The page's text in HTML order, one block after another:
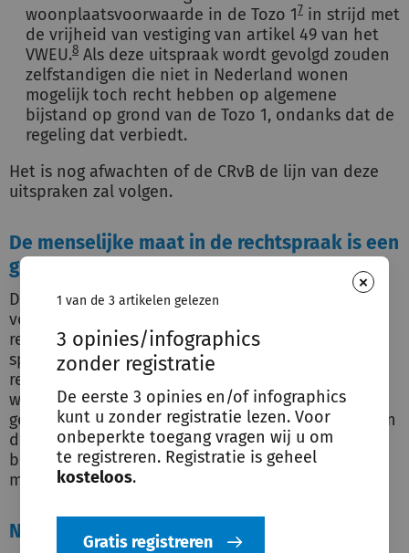
×
1 van de 3 artikelen gelezen
3 opinies/infographics
zonder registratie
De eerste 3 opinies en/of infographics
kunt u zonder registratie lezen. Voor
onbeperkte toegang vragen wij u om
te registreren. Registratie is geheel
kosteloos.
Gratis registreren
woonplaatsvoorwaarde in de Tozo 17 in strijd met
de vrijheid van vestiging van artikel 49 van het
VWEU.8 Als deze uitspraak wordt gevolgd zouden
zelfstandigen die niet in Nederland wonen
mogelijk toch recht hebben op algemene
bijstand op grond van de Tozo 1, ondanks dat de
regeling dat verbiedt.
Het is nog afwachten of de CRvB de lijn van deze
uitspraken zal volgen.
De menselijke maat in de rechtspraak is een
goede ontwikkeling
Dat vind ik wel. Uitspraken doen nu meer dan
voorheen recht aan de gewenste
rechtsbescherming van mensen. Uiteraard is geen
sprake van een aardverschuiving binnen de
rechtspraak over de Participatiewet. Maar er zijn
wel enkele belangrijke doorbraakuitspraken
gekomen die binnen de huidige mogelijkheden van
de rechter, meer recht doen aan de situatie van
belanghebbenden. En er zullen ongetwijfeld nog
meer van zulke uitspraken volgen.
Niet doorslaan naar het tegenovergestelde